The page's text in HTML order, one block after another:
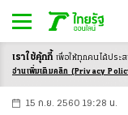
-ก ก ก+
15 ก.ย. 2560 19:28 น.
เราใช้คุ้กกี้ เพื่อให้ทุกคนได้ประ
อ่านเพิ่มเติมคลิก (Privacy